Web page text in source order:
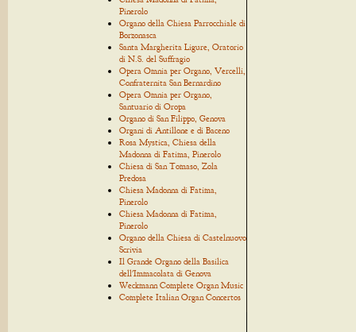
Pinerolo
Organo della Chiesa Parrocchiale di
Borzonasca
Santa Margherita Ligure, Oratorio
di N.S. del Suffragio
Opera Omnia per Organo, Vercelli,
Confraternita San Bernardino
Opera Omnia per Organo,
Santuario di Oropa
Organo di San Filippo, Genova
Organi di Antillone e di Baceno
Rosa Mystica, Chiesa della
Madonna di Fatima, Pinerolo
Chiesa di San Tomaso, Zola
Predosa
Chiesa Madonna di Fatima,
Pinerolo
Chiesa Madonna di Fatima,
Pinerolo
Organo della Chiesa di Castelnuovo
Scrivia
Il Grande Organo della Basilica
dell'Immacolata di Genova
Weckmann Complete Organ Music
Complete Italian Organ Concertos